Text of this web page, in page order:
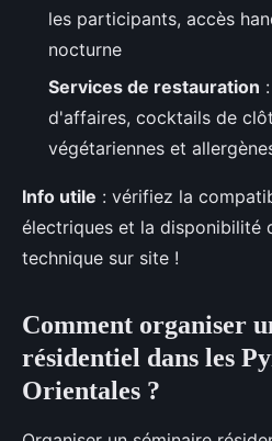
les participants, accès
nocturne
Services de restauration
d'affaires, cocktails de
végétariennes et
Info utile : vérifiez la
électriques et la disponibilité
technique sur site !
Comment organiser
résidentiel dans les
Orientales ?